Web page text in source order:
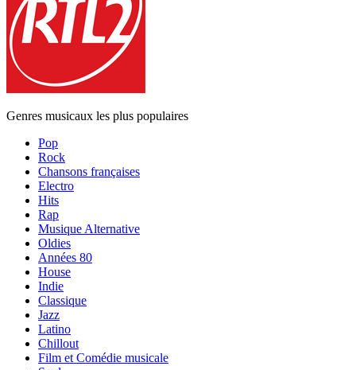
Genres musicaux les plus populaires
Pop
Rock
Chansons françaises
Electro
Hits
Rap
Musique Alternative
Oldies
Années 80
House
Indie
Classique
Jazz
Latino
Chillout
Film et Comédie musicale